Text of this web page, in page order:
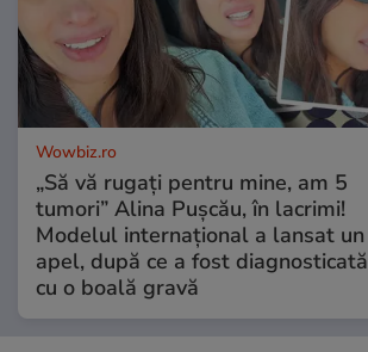
Wowbiz.ro
„Să vă rugați pentru mine, am 5
tumori” Alina Pușcău, în lacrimi!
Modelul internațional a lansat un
apel, după ce a fost diagnosticată
cu o boală gravă